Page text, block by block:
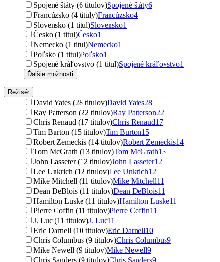
Spojené štáty (6 titulov)Spojené štáty6
Francúzsko (4 tituly)Francúzsko4
Slovensko (1 titul)Slovensko1
Česko (1 titul)Česko1
Nemecko (1 titul)Nemecko1
Poľsko (1 titul)Poľsko1
Spojené kráľovstvo (1 titul)Spojené kráľovstvo1
Ďalšie možnosti
Režisér
David Yates (28 titulov)David Yates28
Ray Patterson (22 titulov)Ray Patterson22
Chris Renaud (17 titulov)Chris Renaud17
Tim Burton (15 titulov)Tim Burton15
Robert Zemeckis (14 titulov)Robert Zemeckis14
Tom McGrath (13 titulov)Tom McGrath13
John Lasseter (12 titulov)John Lasseter12
Lee Unkrich (12 titulov)Lee Unkrich12
Mike Mitchell (11 titulov)Mike Mitchell11
Dean DeBlois (11 titulov)Dean DeBlois11
Hamilton Luske (11 titulov)Hamilton Luske11
Pierre Coffin (11 titulov)Pierre Coffin11
J. Luc (11 titulov)J. Luc11
Eric Darnell (10 titulov)Eric Darnell10
Chris Columbus (9 titulov)Chris Columbus9
Mike Newell (9 titulov)Mike Newell9
Chris Sanders (9 titulov)Chris Sanders9